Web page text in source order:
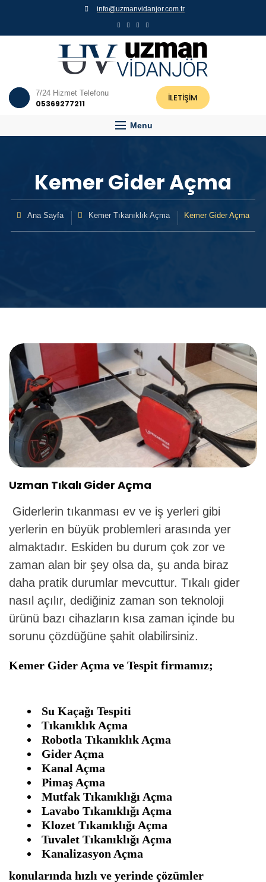
info@uzmanvidanjor.com.tr
7/24 Hizmet Telefonu
05369277211 İLETİŞİM
Menu
Kemer Gider Açma
Ana Sayfa Kemer Tıkanıklık Açma Kemer Gider Açma
Uzman Tıkalı Gider Açma
Giderlerin tıkanması ev ve iş yerleri gibi
yerlerin en büyük problemleri arasında yer
almaktadır. Eskiden bu durum çok zor ve
zaman alan bir şey olsa da, şu anda biraz
daha pratik durumlar mevcuttur. Tıkalı gider
nasıl açılır, dediğiniz zaman son teknoloji
ürünü bazı cihazların kısa zaman içinde bu
sorunu çözdüğüne şahit olabilirsiniz.
Kemer Gider Açma ve Tespit firmamız;
Su Kaçağı Tespiti
Tıkanıklık Açma
Robotla Tıkanıklık Açma
Gider Açma
Kanal Açma
Pimaş Açma
Mutfak Tıkanıklığı Açma
Lavabo Tıkanıklığı Açma
Klozet Tıkanıklığı Açma
Tuvalet Tıkanıklığı Açma
Kanalizasyon Açma
konularında hızlı ve yerinde çözümler